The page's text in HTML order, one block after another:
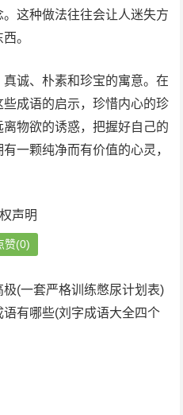
这种做法往往会让人迷失方
。
诚、朴素和珍宝的寓意。在
成语的启示，珍惜内心的珍
物欲的诱惑，把握好自己的
一颗纯净而有价值的心灵，
赞(0)
(一套严格训练憋尿计划表)
有哪些(刘字成语大全四个